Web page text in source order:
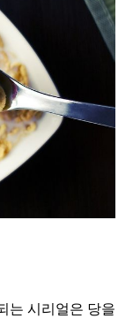
는 시리얼은 당을